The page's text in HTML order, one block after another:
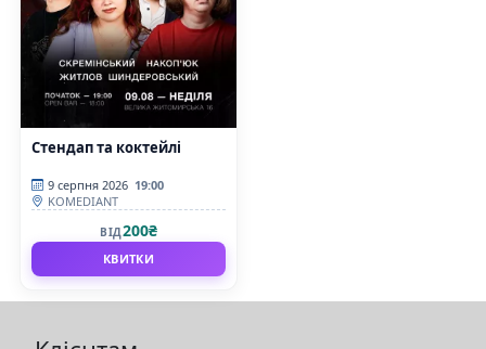
Стендап та коктейлі
9 серпня 2026 19:00
KOMEDIANT
ВІД200₴
КВИТКИ